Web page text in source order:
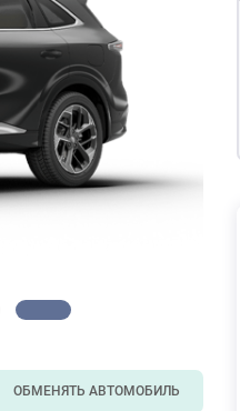
ОБМЕНЯТЬ АВТОМОБИЛЬ